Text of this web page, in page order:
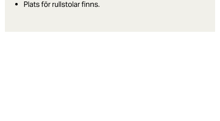
Plats för rullstolar finns.